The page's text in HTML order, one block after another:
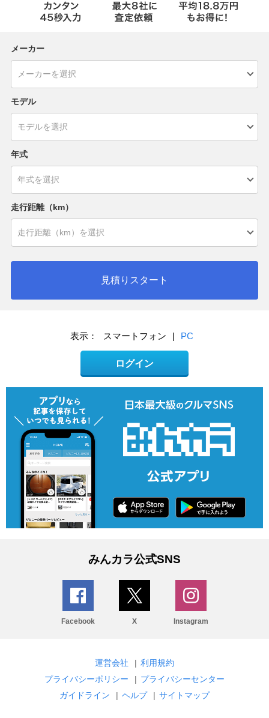
メーカー
モデル
年式
走行距離（km）
見積りスタート
表示： スマートフォン | PC
ログイン
みんカラ公式SNS
Facebook X Instagram
運営会社 | 利用規約
プライバシーポリシー
| プライバシーセンター
ガイドライン
| ヘルプ | サイトマップ